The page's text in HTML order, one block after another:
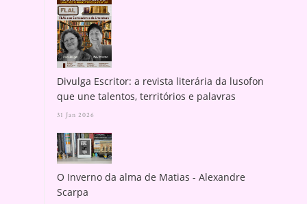
Divulga Escritor: a revista literária da lusofonia
que une talentos, territórios e palavras
31 Jan 2026
O Inverno da alma de Matias - Alexandre
Scarpa